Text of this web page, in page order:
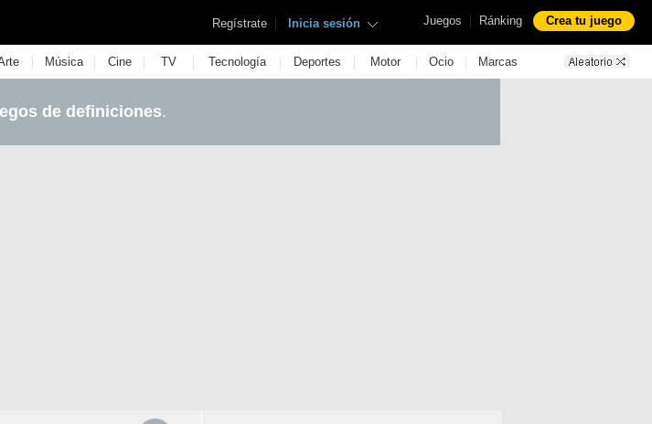
Juegos | Ránking Crea tu juego
Regístrate | Inicia sesión
| Música | Cine | TV | Tecnología | Deportes | Motor | Ocio | Marcas
de definiciones.